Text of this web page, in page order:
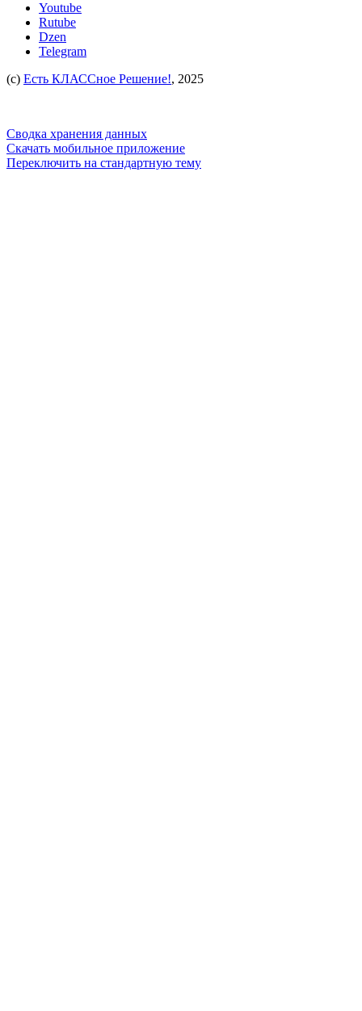
Youtube
Rutube
Dzen
Telegram
(c) Есть КЛАССное Решение!, 2025
Сводка хранения данных
Скачать мобильное приложение
Переключить на стандартную тему